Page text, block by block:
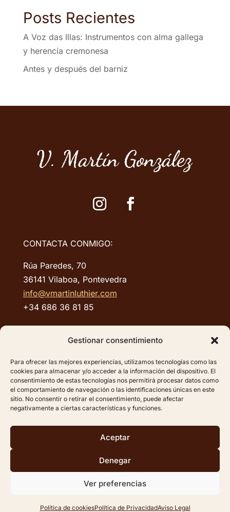
Gestionar consentimiento
Para ofrecer las mejores experiencias, utilizamos tecnologías como las
cookies para almacenar y/o acceder a la información del dispositivo. El
consentimiento de estas tecnologías nos permitirá procesar datos como
el comportamiento de navegación o las identificaciones únicas en este
sitio. No consentir o retirar el consentimiento, puede afectar
negativamente a ciertas características y funciones.
Aceptar
Denegar
Ver preferencias
Política de cookiesPolítica de PrivacidadAviso Legal
Posts Recientes
A Voz das Illas: Instrumentos con alma gallega
y herencia cremonesa
Antes y después del barniz
CONTACTA CONMIGO:
Rúa Paredes, 70
36141 Vilaboa, Pontevedra
info@vmartinluthier.com
+34 686 36 81 85
ENLACES RÁPIDOS:
Aviso Legal
Política de Privacidad
Política de cookies (UE)
Mapa del sitio
©2025 –VICENTEMARTÍN GONZÁLEZ RODRÍGUEZ
Diseño y desarrollo: Softic| Grupo Isonor